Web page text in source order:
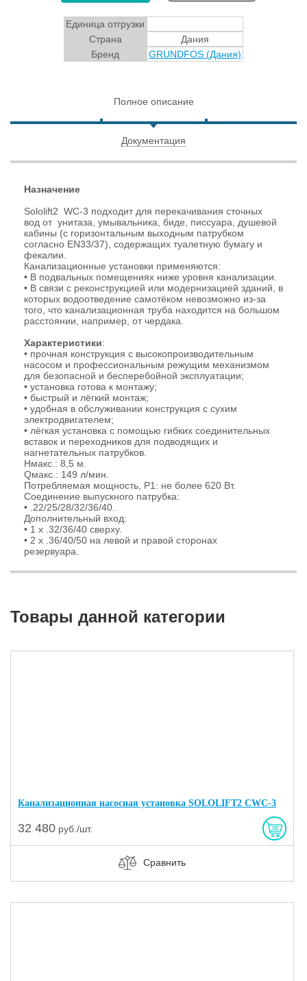
Единица отгрузки
Страна
Дания
Бренд
GRUNDFOS (Дания)
Полное описание
Документация
Назначение
Sololift2 WC-3 подходит для перекачивания сточных
вод от унитаза, умывальника, биде, писсуара, душевой
кабины (с горизонтальным выходным патрубком
согласно EN33/37), содержащих туалетную бумагу и
фекалии.
Канализационные установки применяются:
• В подвальных помещениях ниже уровня канализации.
• В связи с реконструкцией или модернизацией зданий, в
которых водоотведение самотёком невозможно из-за
того, что канализационная труба находится на большом
расстоянии, например, от чердака.
Характеристики:
• прочная конструкция с высокопроизводительным
насосом и профессиональным режущим механизмом
для безопасной и бесперебойной эксплуатации;
• установка готова к монтажу;
• быстрый и лёгкий монтаж;
• удобная в обслуживании конструкция с сухим
электродвигателем;
• лёгкая установка с помощью гибких соединительных
вставок и переходников для подводящих и
нагнетательных патрубков.
Hмакс.: 8,5 м.
Qмакс.: 149 л/мин.
Потребляемая мощность, P1: не более 620 Вт.
Соединение выпускного патрубка:
• .22/25/28/32/36/40.
Дополнительный вход:
• 1 x .32/36/40 сверху.
• 2 x .36/40/50 на левой и правой сторонах
резервуара.
Товары данной категории
Канализационная насосная установка SOLOLIFT2 CWC-3
32 480 руб./шт.
Сравнить